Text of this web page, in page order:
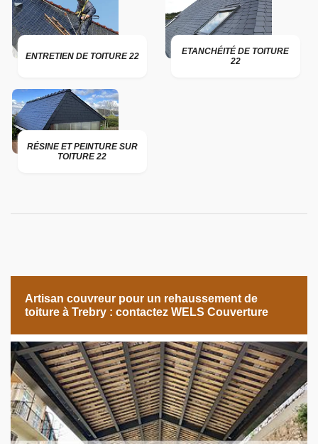
ENTRETIEN DE TOITURE 22
ETANCHÉITÉ DE TOITURE
22
RÉSINE ET PEINTURE SUR
TOITURE 22
Artisan couvreur pour un rehaussement de
toiture à Trebry : contactez WELS Couverture